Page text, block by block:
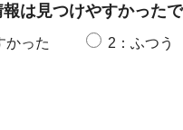
は見つけやすかった
かった 2：ふつう